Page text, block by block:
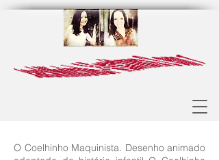
O Coelhinho Maquinista. Desenho animado